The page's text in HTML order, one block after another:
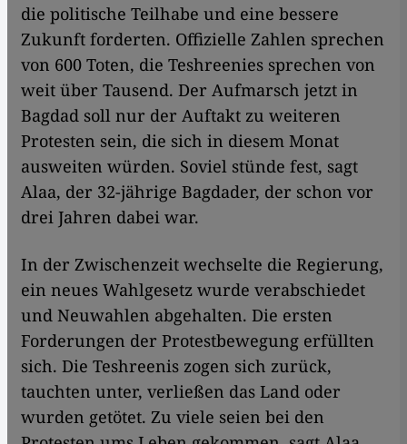
die politische Teilhabe und eine bessere
Zukunft forderten. Offizielle Zahlen sprechen
von 600 Toten, die Teshreenies sprechen von
weit über Tausend. Der Aufmarsch jetzt in
Bagdad soll nur der Auftakt zu weiteren
Protesten sein, die sich in diesem Monat
ausweiten würden. Soviel stünde fest, sagt
Alaa, der 32-jährige Bagdader, der schon vor
drei Jahren dabei war.
In der Zwischenzeit wechselte die Regierung,
ein neues Wahlgesetz wurde verabschiedet
und Neuwahlen abgehalten. Die ersten
Forderungen der Protestbewegung erfüllten
sich. Die Teshreenis zogen sich zurück,
tauchten unter, verließen das Land oder
wurden getötet. Zu viele seien bei den